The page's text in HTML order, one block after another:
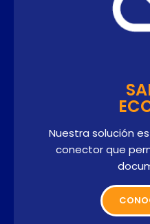
Nuestra solución
conector que